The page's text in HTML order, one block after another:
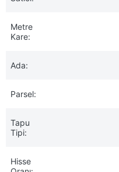
Metre
Kare:
Ada:
Parsel:
Tapu
Tipi:
Hisse